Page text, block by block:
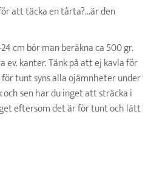
att täcka en tårta?...är den
cm bör man beräkna ca 500 gr.
kanter. Tänk på att ej kavla för
tunt syns alla ojämnheter under
sen har du inget att sträcka i
eftersom det är för tunt och lätt